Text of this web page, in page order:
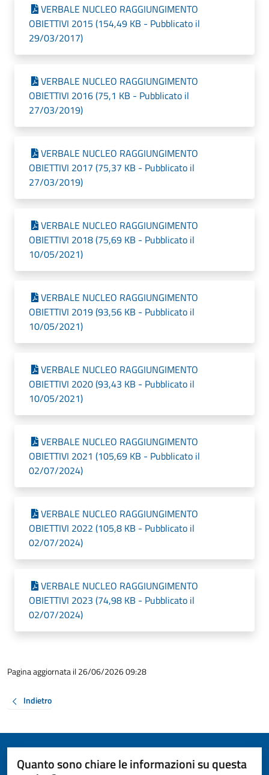
VERBALE NUCLEO RAGGIUNGIMENTO
OBIETTIVI 2015 (154,49 KB - Pubblicato il
29/03/2017)
VERBALE NUCLEO RAGGIUNGIMENTO
OBIETTIVI 2016 (75,1 KB - Pubblicato il
27/03/2019)
VERBALE NUCLEO RAGGIUNGIMENTO
OBIETTIVI 2017 (75,37 KB - Pubblicato il
27/03/2019)
VERBALE NUCLEO RAGGIUNGIMENTO
OBIETTIVI 2018 (75,69 KB - Pubblicato il
10/05/2021)
VERBALE NUCLEO RAGGIUNGIMENTO
OBIETTIVI 2019 (93,56 KB - Pubblicato il
10/05/2021)
VERBALE NUCLEO RAGGIUNGIMENTO
OBIETTIVI 2020 (93,43 KB - Pubblicato il
10/05/2021)
VERBALE NUCLEO RAGGIUNGIMENTO
OBIETTIVI 2021 (105,69 KB - Pubblicato il
02/07/2024)
VERBALE NUCLEO RAGGIUNGIMENTO
OBIETTIVI 2022 (105,8 KB - Pubblicato il
02/07/2024)
VERBALE NUCLEO RAGGIUNGIMENTO
OBIETTIVI 2023 (74,98 KB - Pubblicato il
02/07/2024)
Pagina aggiornata il 26/06/2026 09:28
Indietro
Quanto sono chiare le informazioni su questa